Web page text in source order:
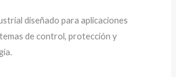
diseñado para aplicaciones
de control, protección y